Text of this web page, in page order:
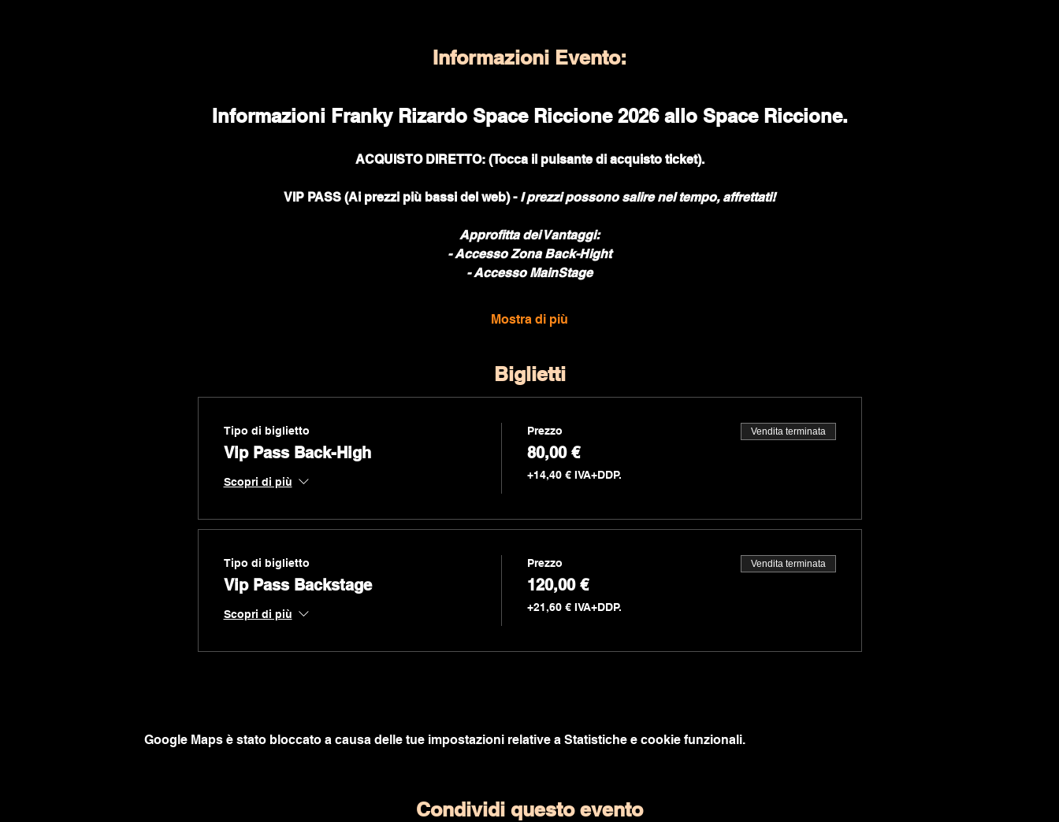
Informazioni Evento:
Informazioni Franky Rizardo Space Riccione 2026 allo Space Riccione.
ACQUISTO DIRETTO: (Tocca il pulsante di acquisto ticket).
VIP PASS (Ai prezzi più bassi del web) - I prezzi possono salire nel tempo, affrettati!
Approfitta dei Vantaggi:
- Accesso Zona Back-Hight
- Accesso MainStage
Mostra di più
Biglietti
Tipo di biglietto
Vip Pass Back-High
Scopri di più
Prezzo
80,00 €
+14,40 € IVA+DDP.
Vendita terminata
Tipo di biglietto
Vip Pass Backstage
Scopri di più
Prezzo
120,00 €
+21,60 € IVA+DDP.
Vendita terminata
Google Maps è stato bloccato a causa delle tue impostazioni relative a Statistiche e cookie funzionali.
Condividi questo evento